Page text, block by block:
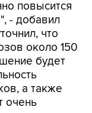
повысится
- добавил
что
около 150
будет
а также
очень